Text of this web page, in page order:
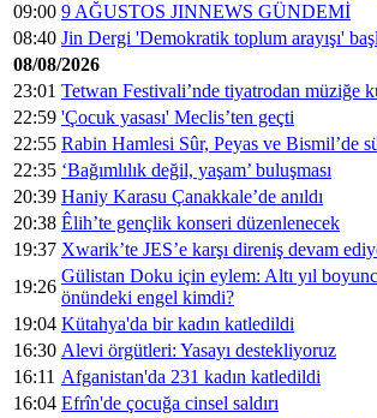
09:00 9 AĞUSTOS JINNEWS GÜNDEMİ
08:40 Jin Dergi 'Demokratik toplum arayışı'
08/08/2026
23:01 Tetwan Festivali’nde tiyatrodan müziğe
22:59 'Çocuk yasası' Meclis’ten geçti
22:55 Rabin Hamlesi Sûr, Peyas ve Bismil’de
22:35 ‘Bağımlılık değil, yaşam’ buluşması
20:39 Haniy Karasu Çanakkale’de anıldı
20:38 Êlih’te gençlik konseri düzenlenecek
19:37 Xwarik’te JES’e karşı direniş devam
19:26
Gülistan Doku için eylem: Altı yıl
önündeki engel kimdi?
19:04 Kütahya'da bir kadın katledildi
16:30 Alevi örgütleri: Yasayı destekliyoruz
16:11 Afganistan'da 231 kadın katledildi
16:04 Efrîn'de çocuğa cinsel saldırı